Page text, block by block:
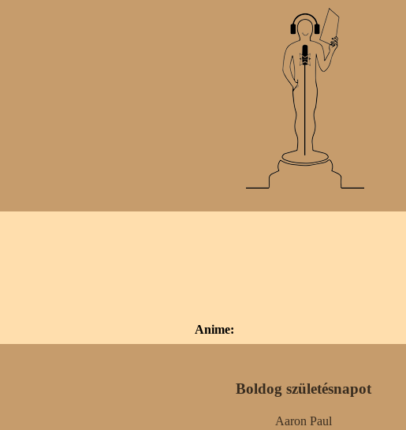
Anime:
Boldog születésnapot
Aaron Paul